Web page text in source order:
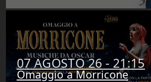
07 AGOSTO 26 - 21:15
Omaggio a Morricone